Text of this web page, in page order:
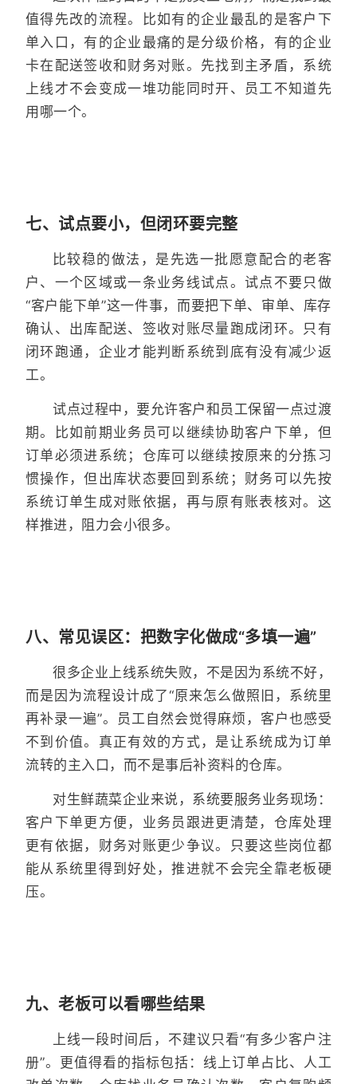
值得先改的流程。比如有的企业最乱的是客户下
单入口，有的企业最痛的是分级价格，有的企业
卡在配送签收和财务对账。先找到主矛盾，系统
上线才不会变成一堆功能同时开、员工不知道先
用哪一个。
七、试点要小，但闭环要完整
比较稳的做法，是先选一批愿意配合的老客
户、一个区域或一条业务线试点。试点不要只做
“客户能下单”这一件事，而要把下单、审单、库存
确认、出库配送、签收对账尽量跑成闭环。只有
闭环跑通，企业才能判断系统到底有没有减少返
工。
试点过程中，要允许客户和员工保留一点过渡
期。比如前期业务员可以继续协助客户下单，但
订单必须进系统；仓库可以继续按原来的分拣习
惯操作，但出库状态要回到系统；财务可以先按
系统订单生成对账依据，再与原有账表核对。这
样推进，阻力会小很多。
八、常见误区：把数字化做成“多填一遍”
很多企业上线系统失败，不是因为系统不好，
而是因为流程设计成了“原来怎么做照旧，系统里
再补录一遍”。员工自然会觉得麻烦，客户也感受
不到价值。真正有效的方式，是让系统成为订单
流转的主入口，而不是事后补资料的仓库。
对生鲜蔬菜企业来说，系统要服务业务现场：
客户下单更方便，业务员跟进更清楚，仓库处理
更有依据，财务对账更少争议。只要这些岗位都
能从系统里得到好处，推进就不会完全靠老板硬
压。
九、老板可以看哪些结果
上线一段时间后，不建议只看“有多少客户注
册”。更值得看的指标包括：线上订单占比、人工